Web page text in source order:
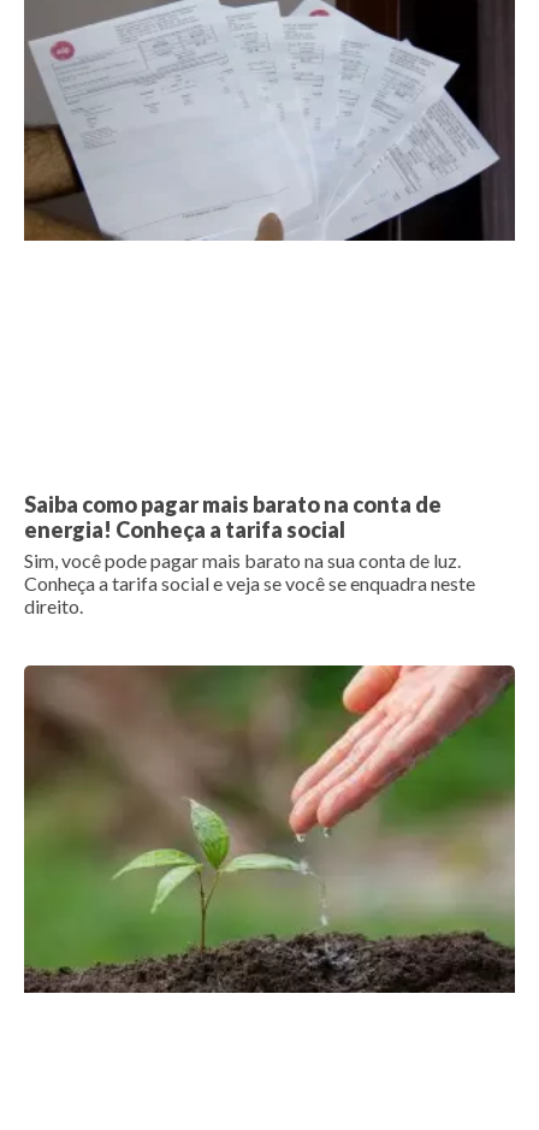
Saiba como pagar mais barato na conta de
energia! Conheça a tarifa social
Sim, você pode pagar mais barato na sua conta de luz.
Conheça a tarifa social e veja se você se enquadra neste
direito.